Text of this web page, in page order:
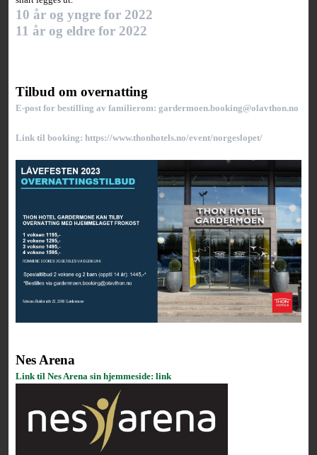
10 år og yngre for 2022
11 år og eldre for 2022
Tilbud om overnatting
E-post for bestilling av familierom: gardermoen.booking@olavthon.no
Link til booking: https://www.thonhotels.no/event/norgeslopet/
Nes Arena
Link til Nes Arena sin hjemmeside: link